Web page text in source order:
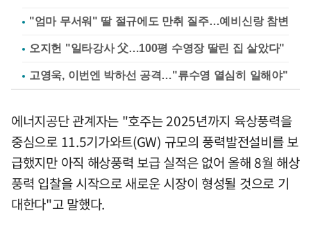
"엄마 무서워" 딸 절규에도 만취 질주…예비신랑 참변
오지헌 "일타강사 父…100평 수영장 딸린 집 살았다"
고영욱, 이번엔 박하선 공격…"류수영 열심히 일해야"
에너지공단 관계자는 "호주는 2025년까지 육상풍력을
중심으로 11.5기가와트(GW) 규모의 풍력발전설비를 보
급했지만 아직 해상풍력 보급 실적은 없어 올해 8월 해상
풍력 입찰을 시작으로 새로운 시장이 형성될 것으로 기
대한다"고 말했다.